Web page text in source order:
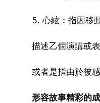
5. 心絃：指因移
描述乙個演講或
或者是指由於被
形容故事精彩的